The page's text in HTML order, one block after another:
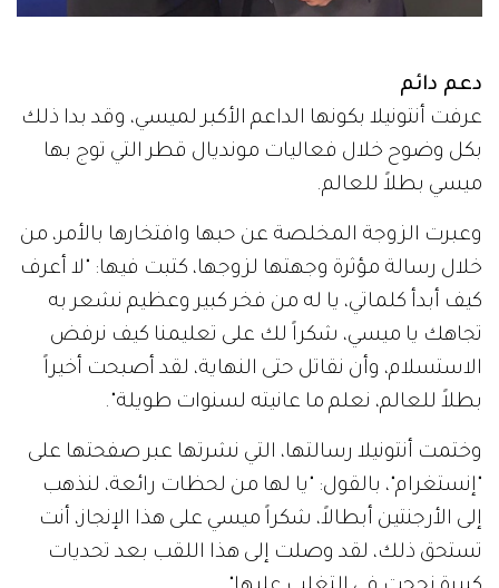
دعم دائم
عرفت أنتونيلا بكونها الداعم الأكبر لميسي، وقد بدا ذلك
بكل وضوح خلال فعاليات مونديال قطر التي توج بها
ميسي بطلاً للعالم.
وعبرت الزوجة المخلصة عن حبها وافتخارها بالأمر، من
خلال رسالة مؤثرة وجهتها لزوجها، كتبت فيها: "لا أعرف
كيف أبدأ كلماتي، يا له من فخر كبير وعظيم نشعر به
تجاهك يا ميسي، شكراً لك على تعليمنا كيف نرفض
الاستسلام، وأن نقاتل حتى النهاية، لقد أصبحت أخيراً
بطلاً للعالم، نعلم ما عانيته لسنوات طويلة".
وختمت أنتونيلا رسالتها، التي نشرتها عبر صفحتها على
"إنستغرام"، بالقول: "يا لها من لحظات رائعة، لنذهب
إلى الأرجنتين أبطالاً، شكراً ميسي على هذا الإنجاز، أنت
تستحق ذلك، لقد وصلت إلى هذا اللقب بعد تحديات